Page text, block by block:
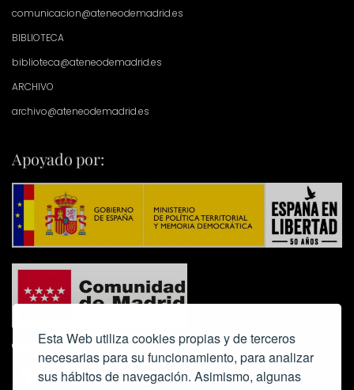
Esta Web utiliza cookies propias y de terceros
necesarias para su funcionamiento, para analizar
sus hábitos de navegación. Asimismo, algunas
comunicacion@ateneodemadrid.es
BIBLIOTECA
biblioteca@ateneodemadrid.es
ARCHIVO
archivo@ateneodemadrid.es
Apoyado por: